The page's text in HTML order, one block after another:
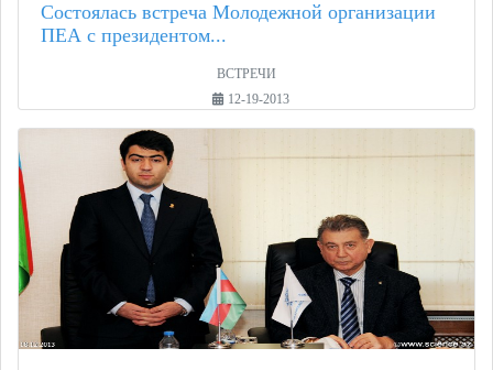
Состоялась встреча Молодежной организации
ПЕА с президентом...
ВСТРЕЧИ
12-19-2013